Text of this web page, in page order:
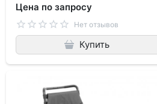
Цена по запросу
Нет отзывов
Купить